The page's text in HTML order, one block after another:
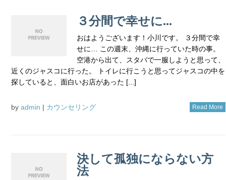
３分間で幸せに…
おはようございます！小川です。 ３分間で幸
せに… この週末、沖縄に行っていた時の事。
空港から出て、スタバで一服しようと思って、
近くのジャスコに行った。 トイレに行こうと思ってジャスコの中を
探していると、面白いお店があった [...]
by admin | カウンセリング Read More
決して孤独にならない方
法